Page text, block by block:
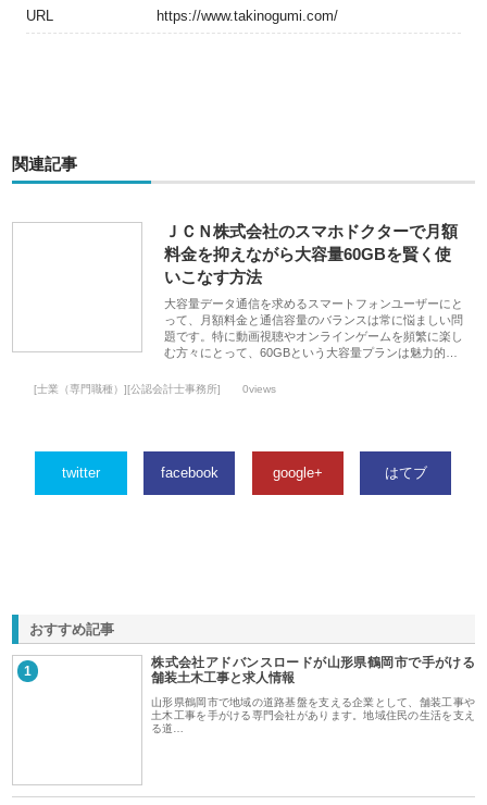
URL https://www.takinogumi.com/
関連記事
ＪＣＮ株式会社のスマホドクターで月額
料金を抑えながら大容量60GBを賢く使
いこなす方法
大容量データ通信を求めるスマートフォンユーザーにと
って、月額料金と通信容量のバランスは常に悩ましい問
題です。特に動画視聴やオンラインゲームを頻繁に楽し
む方々にとって、60GBという大容量プランは魅力的…
[士業（専門職種）][公認会計士事務所] 0views
twitter facebook google+ はてブ
おすすめ記事
1
株式会社アドバンスロードが山形県鶴岡市で手がける
舗装土木工事と求人情報
山形県鶴岡市で地域の道路基盤を支える企業として、舗装工事や
土木工事を手がける専門会社があります。地域住民の生活を支え
る道…